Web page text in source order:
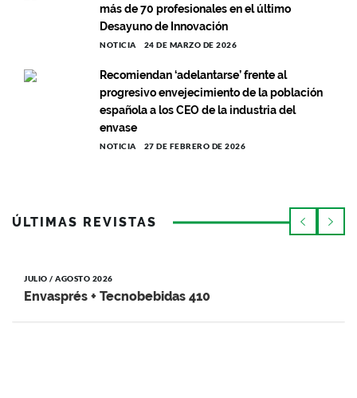
más de 70 profesionales en el último
Desayuno de Innovación
NOTICIA 24 DE MARZO DE 2026
Recomiendan ‘adelantarse’ frente al
progresivo envejecimiento de la población
española a los CEO de la industria del
envase ‎
NOTICIA 27 DE FEBRERO DE 2026
ÚLTIMAS REVISTAS
JULIO / AGOSTO 2026
Envasprés + Tecnobebidas 410